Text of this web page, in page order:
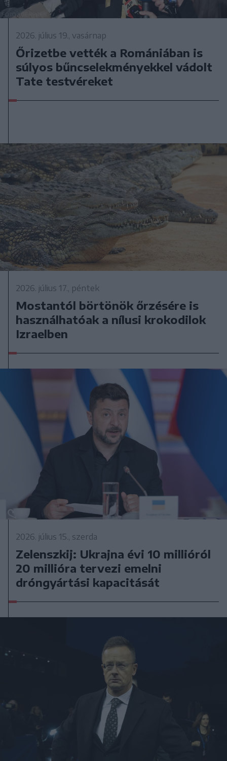
2026. július 19., vasárnap
Őrizetbe vették a Romániában is
súlyos bűncselekményekkel vádolt
Tate testvéreket
2026. július 17., péntek
Mostantól börtönök őrzésére is
használhatóak a nílusi krokodilok
Izraelben
2026. július 15., szerda
Zelenszkij: Ukrajna évi 10 millióról
20 millióra tervezi emelni
dróngyártási kapacitását